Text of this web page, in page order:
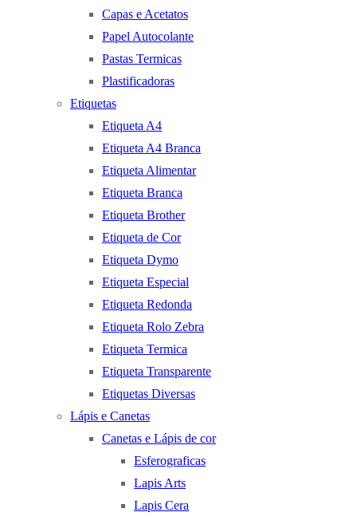
Capas e Acetatos
Papel Autocolante
Pastas Termicas
Plastificadoras
Etiquetas
Etiqueta A4
Etiqueta A4 Branca
Etiqueta Alimentar
Etiqueta Branca
Etiqueta Brother
Etiqueta de Cor
Etiqueta Dymo
Etiqueta Especial
Etiqueta Redonda
Etiqueta Rolo Zebra
Etiqueta Termica
Etiqueta Transparente
Etiquetas Diversas
Lápis e Canetas
Canetas e Lápis de cor
Esferograficas
Lapis Arts
Lapis Cera